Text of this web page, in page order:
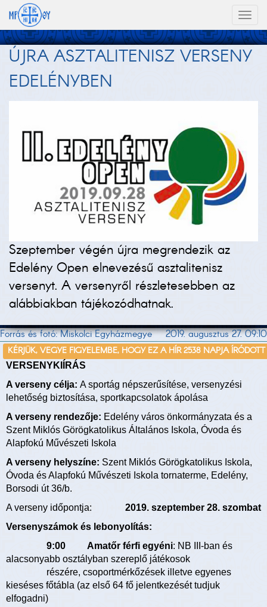
ÚJRA ASZTALITENISZ VERSENY
EDELÉNYBEN
Szeptember végén újra megrendezik az
Edelény Open elnevezésű asztalitenisz
versenyt. A versenyről részletesebben az
alábbiakban tájékozódhatnak.
Forrás és fotó: Miskolci Egyházmegye 2019. augusztus 27. 09:10
KÉRJÜK, VEGYE FIGYELEMBE, HOGY EZ A HÍR 2538 NAPJA ÍRÓDOTT
VERSENYKIÍRÁS
A verseny célja: A sportág népszerűsítése, versenyzési
lehetőség biztosítása, sportkapcsolatok ápolása
A verseny rendezője: Edelény város önkormányzata és a
Szent Miklós Görögkatolikus Általános Iskola, Óvoda és
Alapfokú Művészeti Iskola
A verseny helyszíne: Szent Miklós Görögkatolikus Iskola,
Óvoda és Alapfokú Művészeti Iskola tornaterme, Edelény,
Borsodi út 36/b.
A verseny időpontja: 2019. szeptember 28. szombat
Versenyszámok és lebonyolítás:
9:00
Amatőr férfi egyéni: NB III-ban és
alacsonyabb osztályban szereplő játékosok
részére, csoportmérkőzések illetve egyenes
kieséses főtábla (az első 64 fő jelentkezését tudjuk
elfogadni)